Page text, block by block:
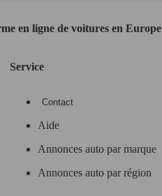
en ligne de voitures en Europe
Service
Contact
Aide
Annonces auto par marque
Annonces auto par région